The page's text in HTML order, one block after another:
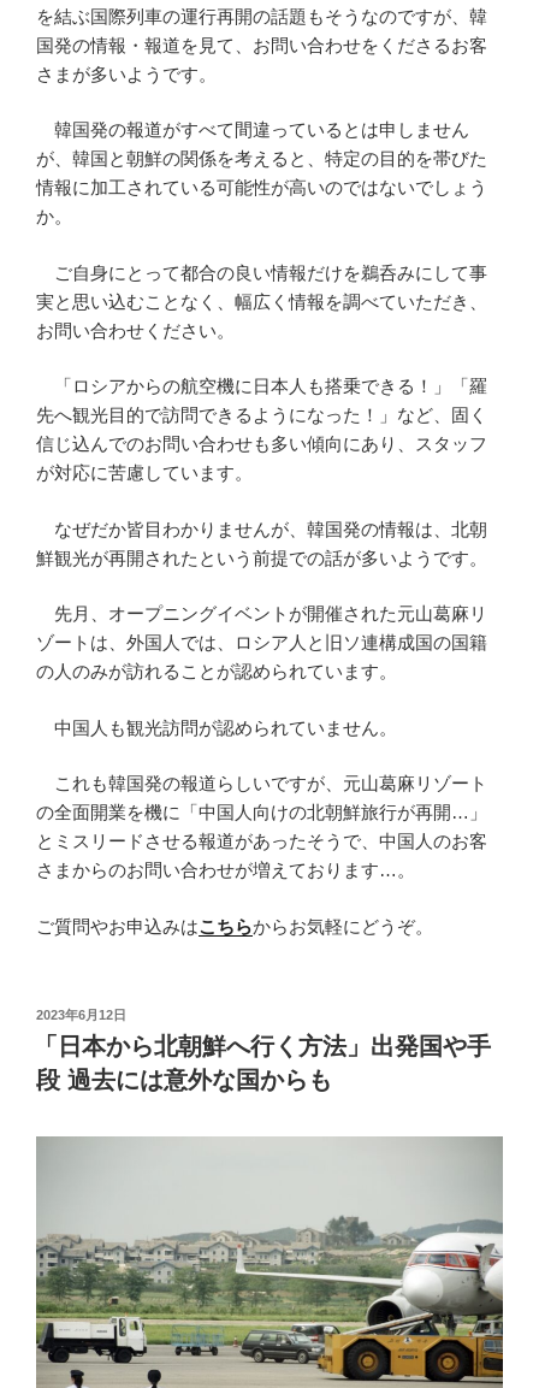
を結ぶ国際列車の運行再開の話題もそうなのですが、韓
国発の情報・報道を見て、お問い合わせをくださるお客
さまが多いようです。
韓国発の報道がすべて間違っているとは申しません
が、韓国と朝鮮の関係を考えると、特定の目的を帯びた
情報に加工されている可能性が高いのではないでしょう
か。
ご自身にとって都合の良い情報だけを鵜呑みにして事
実と思い込むことなく、幅広く情報を調べていただき、
お問い合わせください。
「ロシアからの航空機に日本人も搭乗できる！」「羅
先へ観光目的で訪問できるようになった！」など、固く
信じ込んでのお問い合わせも多い傾向にあり、スタッフ
が対応に苦慮しています。
なぜだか皆目わかりませんが、韓国発の情報は、北朝
鮮観光が再開されたという前提での話が多いようです。
先月、オープニングイベントが開催された元山葛麻リ
ゾートは、外国人では、ロシア人と旧ソ連構成国の国籍
の人のみが訪れることが認められています。
中国人も観光訪問が認められていません。
これも韓国発の報道らしいですが、元山葛麻リゾート
の全面開業を機に「中国人向けの北朝鮮旅行が再開…」
とミスリードさせる報道があったそうで、中国人のお客
さまからのお問い合わせが増えております…。
ご質問やお申込みはこちらからお気軽にどうぞ。
投
2023年6月12日
「日本から北朝鮮へ行く方法」出発国や手
段 過去には意外な国からも